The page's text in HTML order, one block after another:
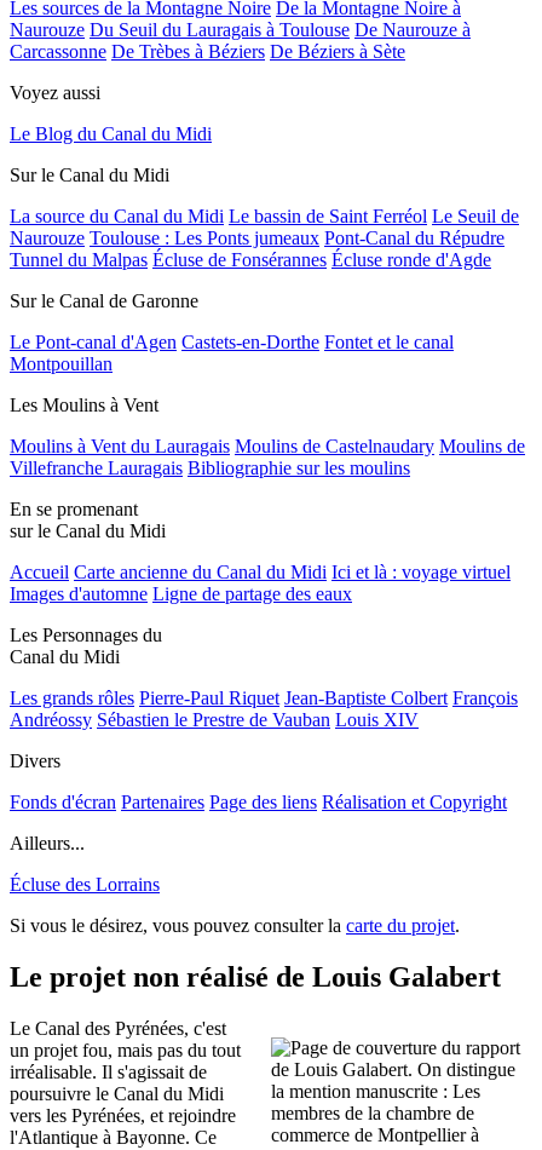
Les sources de la Montagne Noire De la Montagne Noire à
Naurouze Du Seuil du Lauragais à Toulouse De Naurouze à
Carcassonne De Trèbes à Béziers De Béziers à Sète
Voyez aussi
Le Blog du Canal du Midi
Sur le Canal du Midi
La source du Canal du Midi Le bassin de Saint Ferréol Le Seuil de
Naurouze Toulouse : Les Ponts jumeaux Pont-Canal du Répudre
Tunnel du Malpas Écluse de Fonsérannes Écluse ronde d'Agde
Sur le Canal de Garonne
Le Pont-canal d'Agen Castets-en-Dorthe Fontet et le canal
Montpouillan
Les Moulins à Vent
Moulins à Vent du Lauragais Moulins de Castelnaudary Moulins de
Villefranche Lauragais Bibliographie sur les moulins
En se promenant
sur le Canal du Midi
Accueil Carte ancienne du Canal du Midi Ici et là : voyage virtuel
Images d'automne Ligne de partage des eaux
Les Personnages du
Canal du Midi
Les grands rôles Pierre-Paul Riquet Jean-Baptiste Colbert François
Andréossy Sébastien le Prestre de Vauban Louis XIV
Divers
Fonds d'écran Partenaires Page des liens Réalisation et Copyright
Ailleurs...
Écluse des Lorrains
Si vous le désirez, vous pouvez consulter la carte du projet.
Le projet non réalisé de Louis Galabert
Le Canal des Pyrénées, c'est
un projet fou, mais pas du tout
irréalisable. Il s'agissait de
poursuivre le Canal du Midi
vers les Pyrénées, et rejoindre
l'Atlantique à Bayonne. Ce